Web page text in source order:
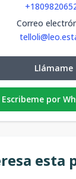
Correo
Llámame
Escribeme por
esta